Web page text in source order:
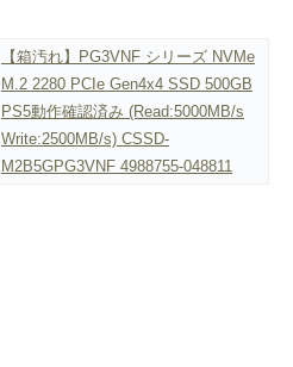
【箱汚れ】PG3VNF シリーズ NVMe
M.2 2280 PCIe Gen4x4 SSD 500GB
PS5動作確認済み (Read:5000MB/s
Write:2500MB/s) CSSD-
M2B5GPG3VNF 4988755-048811